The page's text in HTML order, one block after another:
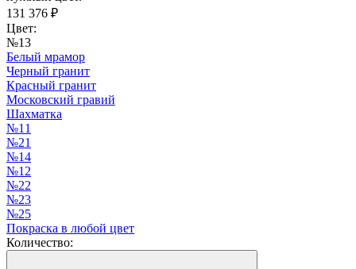
131 376 ₽
Цвет:
№13
Белый мрамор
Черный гранит
Красный гранит
Московский гравий
Шахматка
№11
№21
№14
№12
№22
№23
№25
Покраска в любой цвет
Количество: